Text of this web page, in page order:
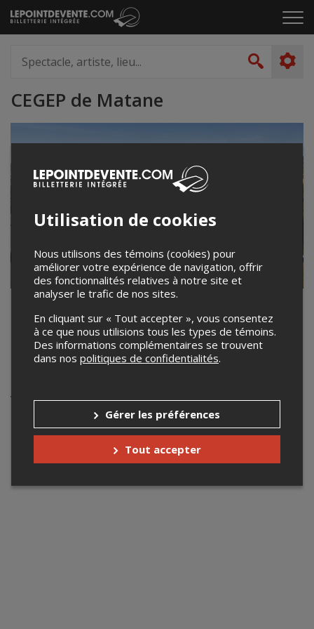
Passer
au
le
artiste,
lieu...
CEGEP de Matane
accueil@cgmatane.qc.ca
www.cegep-matane.qc.ca
Votre recherche n'a retourné aucun résultat.
Utilisation de cookies
Nous utilisons des témoins (cookies) pour
améliorer votre expérience de navigation, offrir
des fonctionnalités relatives à notre site et
analyser le trafic de nos sites.
En cliquant sur « Tout accepter », vous consentez
à ce que nous utilisions tous les types de témoins.
Des informations complémentaires se trouvent
dans nos politiques de confidentialités.
Gérer les préférences
Tout accepter